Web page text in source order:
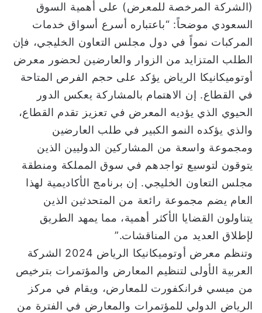
(الشركة المرخصة للمعرض) على أهمية السوق
السعودي موضحاً: “باعتباره أسرع أسواق خدمات
المركبات نمواً في دول مجلس التعاون الخليجي، فإن
الطلب المتزايد من الزوار والعارضين لحضور معرض
أوتوميكانيكا الرياض يؤكد على حجم الفرص المتاحة
في القطاع. إن الاهتمام بالمشاركة يعكس الدور
الحيوي الذي يؤديه المعرض في تعزيز تقدم القطاع،
والذي يؤكده النمو الكبير في طلب العارضين
ومجموعة واسعة من المشاركين الدوليين الذين
يتوقون لتوسيع تواجدهم في سوق المملكة ومنطقة
مجلس التعاون الخليجي. إن برنامج الأكاديمية لهذا
العام يضم مجموعة رائعة من المتحدثين الذين
يتناولون القضايا الأكثر أهمية، مما يمهد الطريق
لإطلاق العديد من المناقشات.”
وتنظم معرض أوتوميكانيكا الرياض 2024 الشركة
العربية الأولى لتنظيم المعارض والمؤتمرات بترخيص
من ميسي فرانكفورت للمعارض، ويقام في مركز
الرياض الدولي للمؤتمرات والمعارض في الفترة من